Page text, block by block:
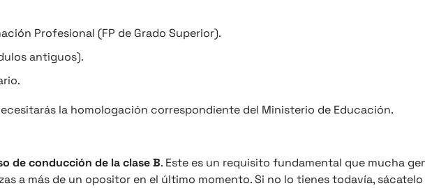
Profesional (FP de Grado Superior).
antiguos).
la homologación correspondiente del Ministerio de Educación.
de conducción de la clase B. Este es un requisito fundamental que mucha
a más de un opositor en el último momento. Si no lo tienes todavía,